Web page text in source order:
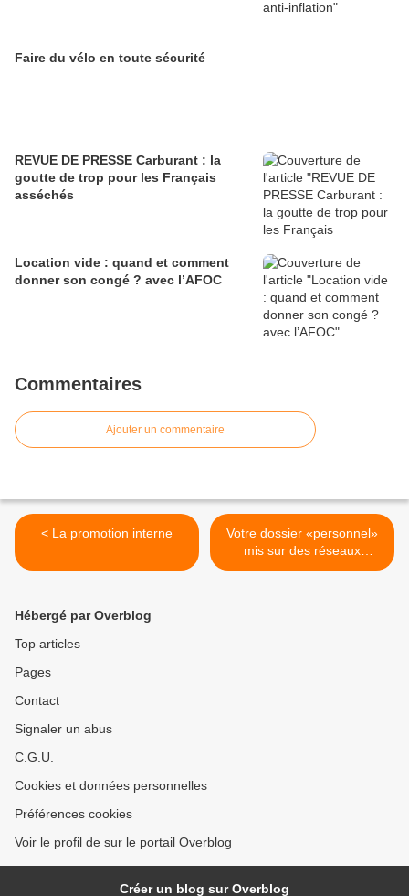
Faire du vélo en toute sécurité
REVUE DE PRESSE Carburant : la
goutte de trop pour les Français
asséchés
Location vide : quand et comment
donner son congé ? avec l’AFOC
Commentaires
Ajouter un commentaire
< La promotion interne
Votre dossier «personnel»
mis sur des réseaux
informatiques >
Hébergé par Overblog
Top articles
Pages
Contact
Signaler un abus
C.G.U.
Cookies et données personnelles
Préférences cookies
Voir le profil de sur le portail Overblog
Créer un blog sur Overblog